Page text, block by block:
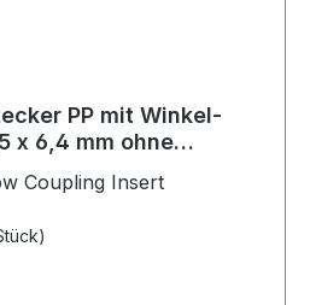
PP mit Winkel-
x 6,4 mm ohne
Coupling Insert